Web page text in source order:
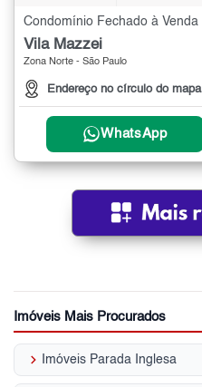
Vila Mazzei
Zona Norte - São Paulo
Endereço no círculo do mapa
WhatsApp
Imóveis Mais Procurados
keyboard_arrow_right Imóveis Parada Inglesa